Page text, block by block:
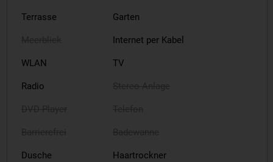
Terrasse Garten
Internet per Kabel
WLAN TV
Radio
Dusche Haartrockner